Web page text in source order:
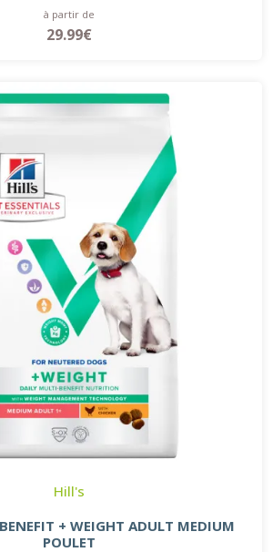
à partir de
29.99€
Hill's
+ WEIGHT ADULT MEDIUM
POULET